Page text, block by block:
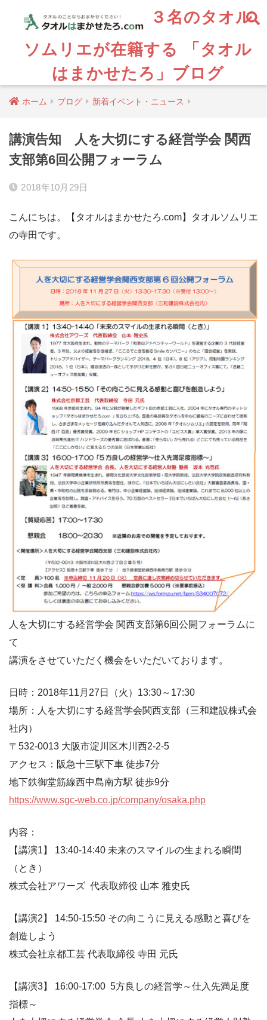
３名のタオル
ソムリエが在籍する 「タオル
はまかせたろ」ブログ
ホーム ブログ 新着イベント・ニュース
講演告知 人を大切にする経営学会 関西
支部第6回公開フォーラム
2018年10月29日
こんにちは。【タオルはまかせたろ.com】タオルソムリエ
の寺田です。
人を大切にする経営学会 関西支部第6回公開フォーラムに
て
講演をさせていただく機会をいただいております。
日時：2018年11月27日（火）13:30～17:30
場所：人を大切にする経営学会関西支部（三和建設株式会
社内）
〒532-0013 大阪市淀川区木川西2-2-5
アクセス：阪急十三駅下車 徒歩7分
地下鉄御堂筋線西中島南方駅 徒歩9分
https://www.sgc-web.co.jp/company/osaka.php
内容：
【講演1】 13:40-14:40 未来のスマイルの生まれる瞬間
（とき）
株式会社アワーズ 代表取締役 山本 雅史氏
【講演2】 14:50-15:50 その向こうに見える感動と喜びを
創造しよう
株式会社京都工芸 代表取締役 寺田 元氏
【講演3】 16:00-17:00 5方良しの経営学～仕入先満足度
指標～